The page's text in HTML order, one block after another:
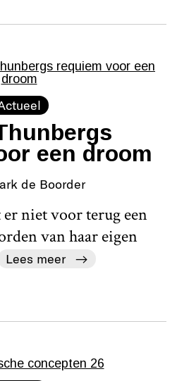
een droom
de Boorder
niet voor terug een
van haar eigen
Lees meer